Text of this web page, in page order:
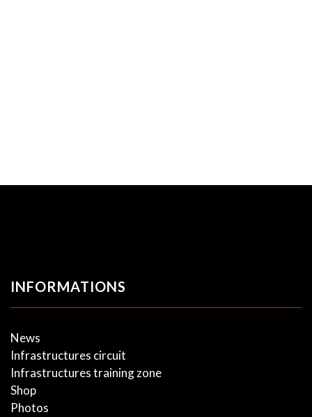
INFORMATIONS
News
Infrastructures circuit
Infrastructures training zone
Shop
Photos